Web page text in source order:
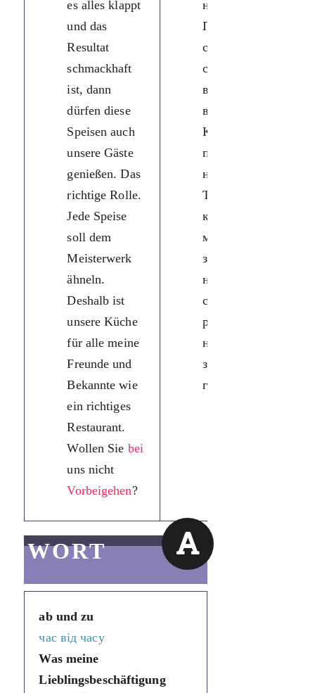
es alles klappt
und das
Resultat
schmackhaft
ist, dann
dürfen diese
Speisen auch
unsere Gäste
genießen. Das
richtige Rolle.
Jede Speise
soll dem
Meisterwerk
ähneln.
Deshalb ist
unsere Küche
für alle meine
Freunde und
Bekannte wie
ein richtiges
Restaurant.
Wollen Sie bei
uns nicht
Vorbeigehen?
наші гості.
Правильне
сервірування
столу також
відіграє
важливу роль.
Кожна страва
повинна бути
наче шедевр.
Тому наша
кухня для всіх
моїх друзів і
знайомих —
немов
справжній
ресторан. А чи
не хочете і Ви
заглянути в
гості?
WORT
ab und zu
час від часу
Was meine
Lieblingsbeschäftigung